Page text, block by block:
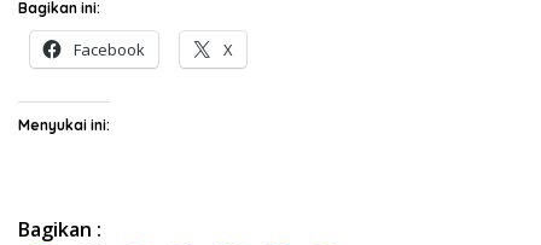
Bagikan ini:
Facebook X
Menyukai ini:
Bagikan :